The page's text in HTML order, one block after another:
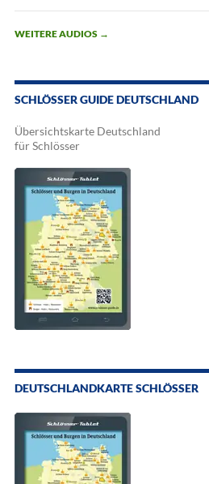
WEITERE AUDIOS →
SCHLÖSSER GUIDE DEUTSCHLAND
Übersichtskarte Deutschland
für Schlösser
DEUTSCHLANDKARTE SCHLÖSSER